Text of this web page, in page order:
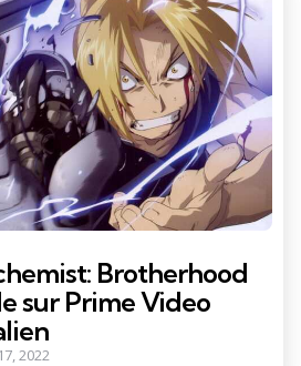
Brotherhood
sur Prime Video
2022